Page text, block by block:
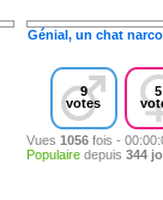
Génial, un chat
9
votes
5
Vues 1056 fois -
Populaire depuis 344